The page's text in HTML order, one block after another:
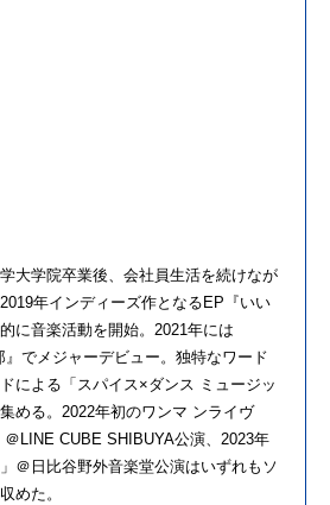
大学院卒業後、会社員生活を続けなが
年インディーズ作となるEP『いい
に音楽活動を開始。2021年には
でメジャーデビュー。独特なワード
による「スパイス×ダンス ミュージッ
める。2022年初のワンマ ンライヴ
＠LINE CUBE SHIBUYA公演、2023年
＠日比谷野外音楽堂公演はいずれもソ
めた。